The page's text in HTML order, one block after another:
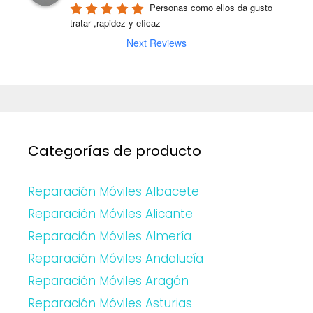
Personas como ellos da gusto
tratar ,rapidez y eficaz
Next Reviews
Categorías de producto
Reparación Móviles Albacete
Reparación Móviles Alicante
Reparación Móviles Almería
Reparación Móviles Andalucía
Reparación Móviles Aragón
Reparación Móviles Asturias